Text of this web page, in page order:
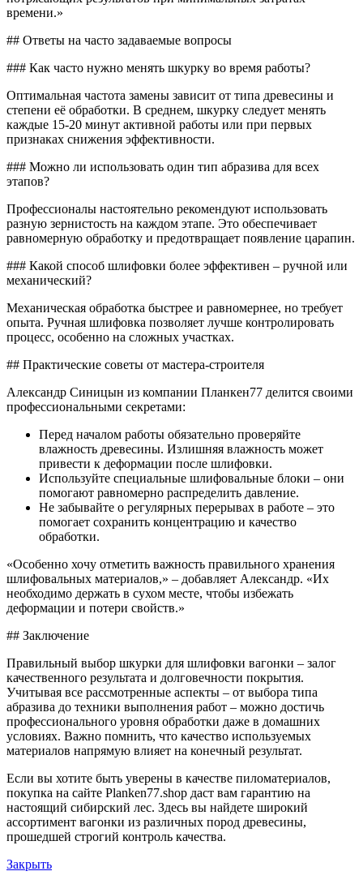
времени.»
## Ответы на часто задаваемые вопросы
### Как часто нужно менять шкурку во время работы?
Оптимальная частота замены зависит от типа древесины и
степени её обработки. В среднем, шкурку следует менять
каждые 15-20 минут активной работы или при первых
признаках снижения эффективности.
### Можно ли использовать один тип абразива для всех
этапов?
Профессионалы настоятельно рекомендуют использовать
разную зернистость на каждом этапе. Это обеспечивает
равномерную обработку и предотвращает появление царапин.
### Какой способ шлифовки более эффективен – ручной или
механический?
Механическая обработка быстрее и равномернее, но требует
опыта. Ручная шлифовка позволяет лучше контролировать
процесс, особенно на сложных участках.
## Практические советы от мастера-строителя
Александр Синицын из компании Планкен77 делится своими
профессиональными секретами:
Перед началом работы обязательно проверяйте
влажность древесины. Излишняя влажность может
привести к деформации после шлифовки.
Используйте специальные шлифовальные блоки – они
помогают равномерно распределить давление.
Не забывайте о регулярных перерывах в работе – это
помогает сохранить концентрацию и качество
обработки.
«Особенно хочу отметить важность правильного хранения
шлифовальных материалов,» – добавляет Александр. «Их
необходимо держать в сухом месте, чтобы избежать
деформации и потери свойств.»
## Заключение
Правильный выбор шкурки для шлифовки вагонки – залог
качественного результата и долговечности покрытия.
Учитывая все рассмотренные аспекты – от выбора типа
абразива до техники выполнения работ – можно достичь
профессионального уровня обработки даже в домашних
условиях. Важно помнить, что качество используемых
материалов напрямую влияет на конечный результат.
Если вы хотите быть уверены в качестве пиломатериалов,
покупка на сайте Planken77.shop даст вам гарантию на
настоящий сибирский лес. Здесь вы найдете широкий
ассортимент вагонки из различных пород древесины,
прошедшей строгий контроль качества.
Закрыть